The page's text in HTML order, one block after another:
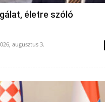
életre szóló
augusztus 3.